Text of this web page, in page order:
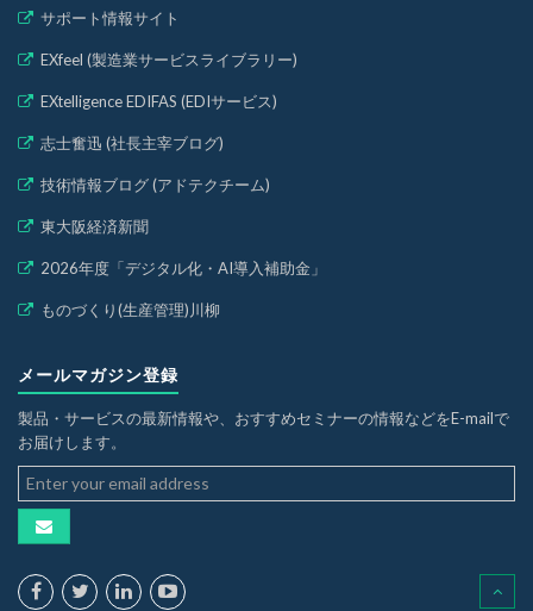
サポート情報サイト
EXfeel (製造業サービスライブラリー)
EXtelligence EDIFAS (EDIサービス)
志士奮迅 (社長主宰ブログ)
技術情報ブログ (アドテクチーム)
東大阪経済新聞
2026年度「デジタル化・AI導入補助金」
ものづくり(生産管理)川柳
メールマガジン登録
製品・サービスの最新情報や、おすすめセミナーの情報などをE-mailで
お届けします。